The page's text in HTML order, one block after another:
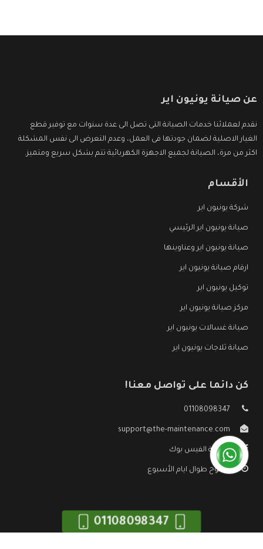
عن صيانة يونيون اير
نقدم لعملائنا خدمات الصيانة التى تصل الى عدة سنوات مع توفير قطع
الغيار الاصلية لضمان جودتها فى العمل، وعدم التعرض الى نفس المشكلة
اكثر من مرة، الصيانة لجميع الاجهزة الكهربائية تتم بشكل سريع ومتميز.
الأقسام
شركة يونيون اير
صيانة يونيون اير الرئيسي
صيانة يونيون اير وعناوينها
ارقام صيانة يونيون اير
توكيل يونيون اير
مركز صيانة يونيون اير
صيانة غسالات يونيون اير
صيانة ثلاجات يونيون اير
كن دائما على تواصل معنا!
01108098347
support@the-maintenance.com
صفحة الفيس بوك
مفتوح طوال ايام الأسبوع
01108098347